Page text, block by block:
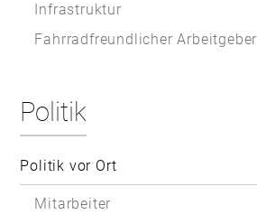
Infrastruktur
Fahrradfreundlicher Arbeitgeber
Politik
Politik vor Ort
Mitarbeiter